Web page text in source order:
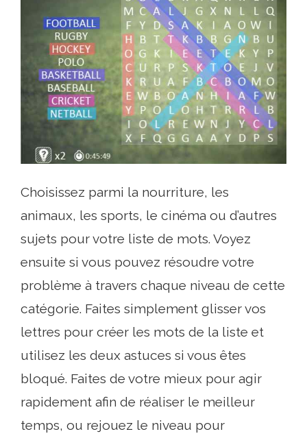
Choisissez parmi la nourriture, les
animaux, les sports, le cinéma ou d’autres
sujets pour votre liste de mots. Voyez
ensuite si vous pouvez résoudre votre
problème à travers chaque niveau de cette
catégorie. Faites simplement glisser vos
lettres pour créer les mots de la liste et
utilisez les deux astuces si vous êtes
bloqué. Faites de votre mieux pour agir
rapidement afin de réaliser le meilleur
temps, ou rejouez le niveau pour